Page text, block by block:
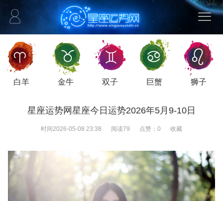
白羊 金牛 双子 巨蟹 狮子
星座运势网星座今日运势2026年5月9-10日
时间2026-05-08 23:38 阅读79 点赞： 0 收藏